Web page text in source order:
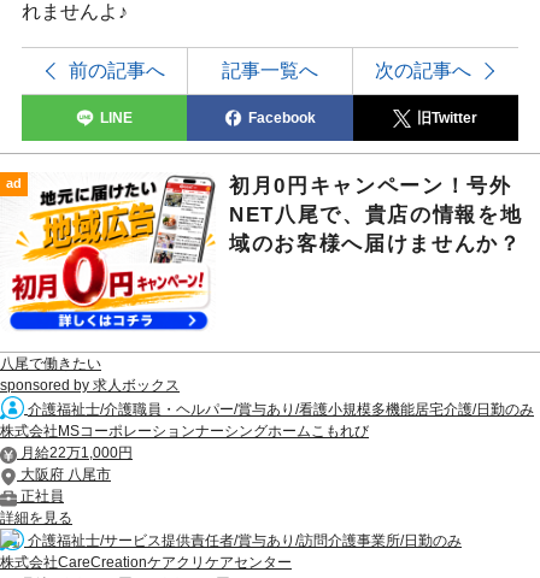
れませんよ♪
前の記事へ 記事一覧へ 次の記事へ
LINE Facebook 旧Twitter
ad
初月0円キャンペーン！号外
NET八尾で、貴店の情報を地
域のお客様へ届けませんか？
八尾で働きたい
sponsored by 求人ボックス
介護福祉士/介護職員・ヘルパー/賞与あり/看護小規模多機能居宅介護/日勤のみ
株式会社MSコーポレーションナーシングホームこもれび
月給22万1,000円
大阪府 八尾市
正社員
詳細を見る
介護福祉士/サービス提供責任者/賞与あり/訪問介護事業所/日勤のみ
株式会社CareCreationケアクリケアセンター